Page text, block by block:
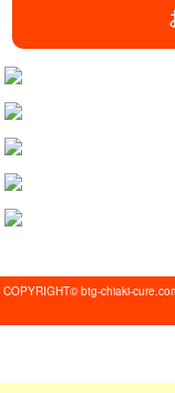
COPYRIGHT© btg-chiaki-